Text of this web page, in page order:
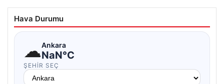
Hava Durumu
☁Ankara
NaN°C
ŞEHIR SEÇ